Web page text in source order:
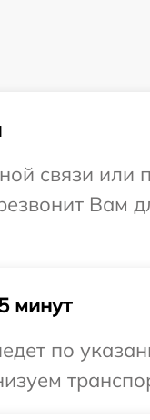
связи или
Вам
минут
по